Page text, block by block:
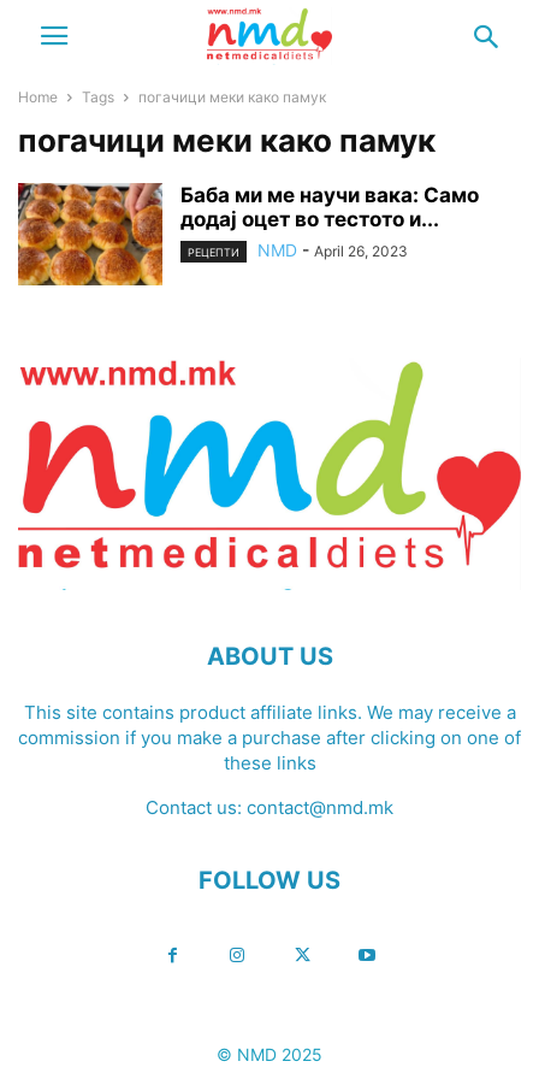
Home Tags погачици меки како памук
погачици меки како памук
Баба ми ме научи вака: Само
додај оцет во тестото и...
РЕЦЕПТИ NMD - April 26, 2023
ABOUT US
This site contains product affiliate links. We may receive a
commission if you make a purchase after clicking on one of
these links
Contact us: contact@nmd.mk
FOLLOW US
© NMD 2025